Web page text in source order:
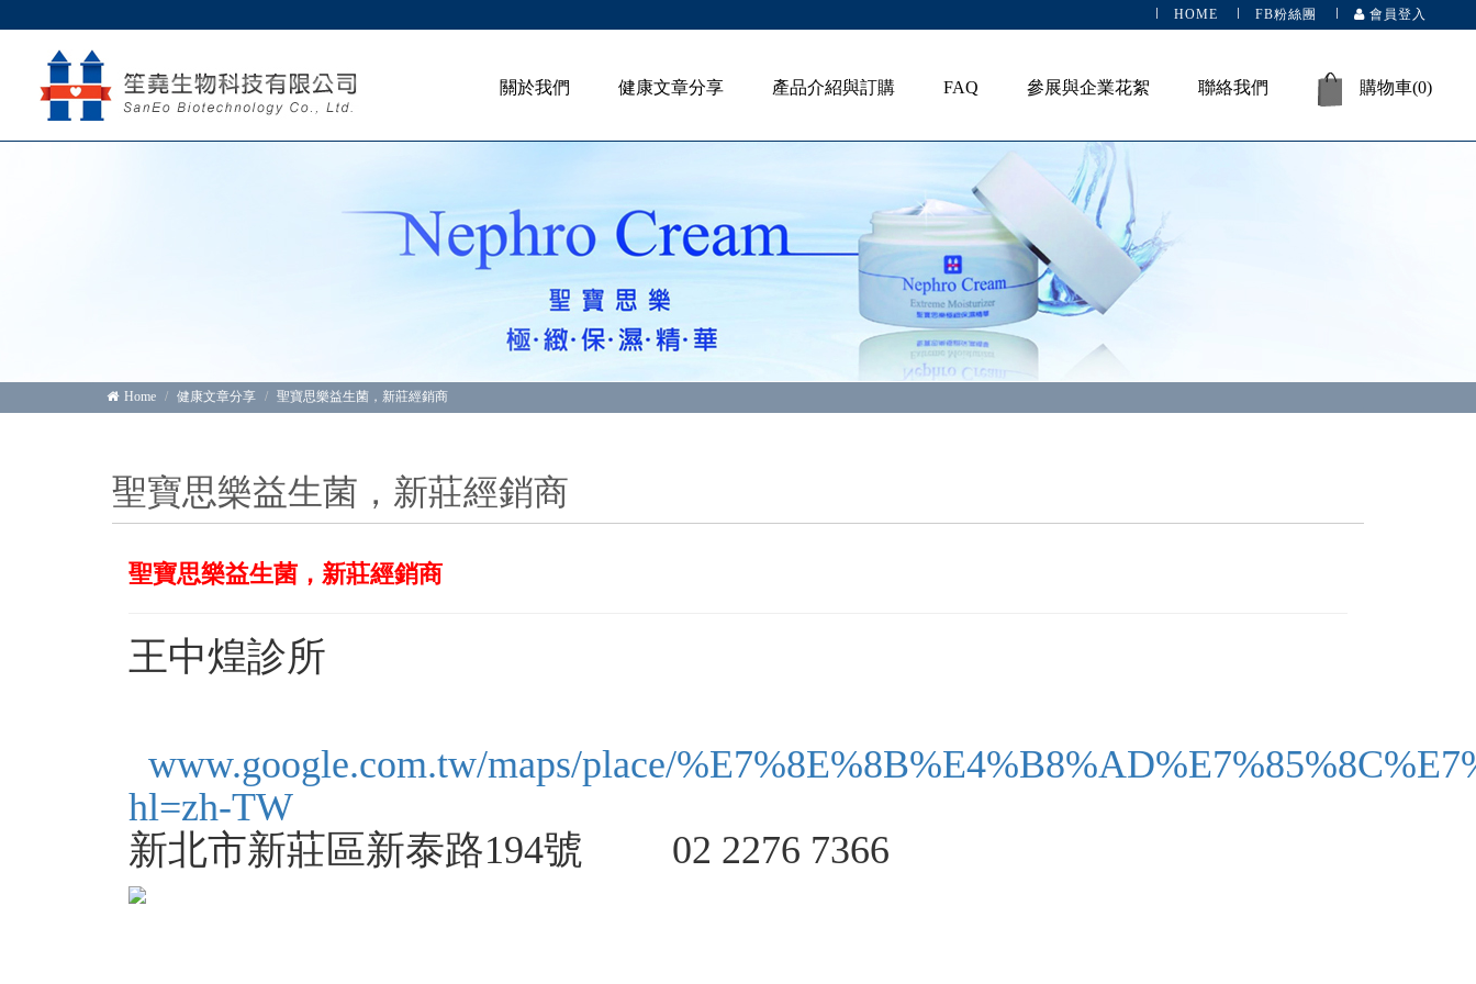
HOME FB粉絲團 會員登入
關於我們 健康文章分享 產品介紹與訂購 FAQ 參展與企業花絮 聯絡我們 購物車(0)
Home 健康文章分享 聖寶思樂益生菌，新莊經銷商
聖寶思樂益生菌，新莊經銷商
聖寶思樂益生菌，新莊經銷商
王中煌診所
www.google.com.tw/maps/place/
hl=zh-TW
新北市新莊區新泰路194號 02 2276 7366